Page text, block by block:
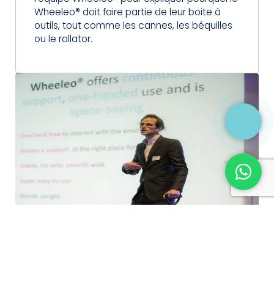
Wheeleo® doit faire partie de leur boite à
outils, tout comme les cannes, les béquilles
ou le rollator.